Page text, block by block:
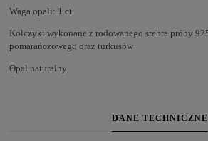
Waga opali: 1 ct
Kolczyki wykonane z rodowanego srebra próby
pomarańczowego oraz turkusów
Opal naturalny
DANE TECHNICZNE